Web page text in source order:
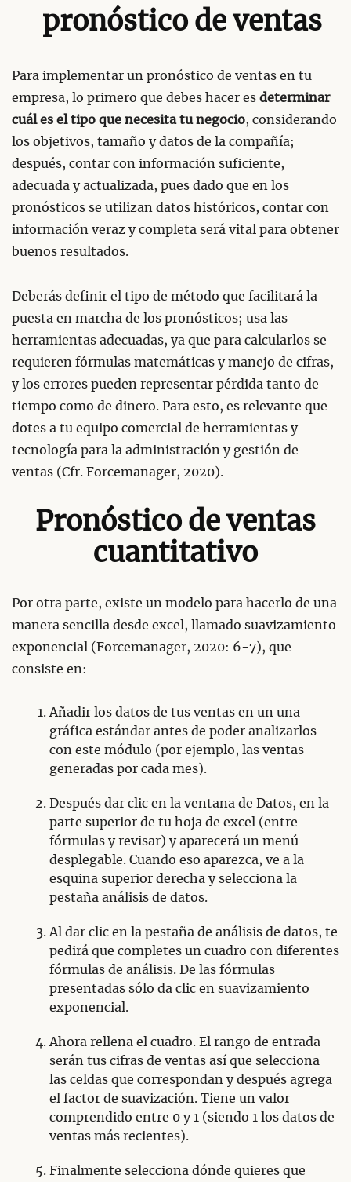
pronóstico de ventas
Para implementar un pronóstico de ventas en tu
empresa, lo primero que debes hacer es determinar
cuál es el tipo que necesita tu negocio, considerando
los objetivos, tamaño y datos de la compañía;
después, contar con información suficiente,
adecuada y actualizada, pues dado que en los
pronósticos se utilizan datos históricos, contar con
información veraz y completa será vital para obtener
buenos resultados.
Deberás definir el tipo de método que facilitará la
puesta en marcha de los pronósticos; usa las
herramientas adecuadas, ya que para calcularlos se
requieren fórmulas matemáticas y manejo de cifras,
y los errores pueden representar pérdida tanto de
tiempo como de dinero. Para esto, es relevante que
dotes a tu equipo comercial de herramientas y
tecnología para la administración y gestión de
ventas (Cfr. Forcemanager, 2020).
Pronóstico de ventas
cuantitativo
Por otra parte, existe un modelo para hacerlo de una
manera sencilla desde excel, llamado suavizamiento
exponencial (Forcemanager, 2020: 6-7), que
consiste en:
Añadir los datos de tus ventas en un una
gráfica estándar antes de poder analizarlos
con este módulo (por ejemplo, las ventas
generadas por cada mes).
Después dar clic en la ventana de Datos, en la
parte superior de tu hoja de excel (entre
fórmulas y revisar) y aparecerá un menú
desplegable. Cuando eso aparezca, ve a la
esquina superior derecha y selecciona la
pestaña análisis de datos.
Al dar clic en la pestaña de análisis de datos, te
pedirá que completes un cuadro con diferentes
fórmulas de análisis. De las fórmulas
presentadas sólo da clic en suavizamiento
exponencial.
Ahora rellena el cuadro. El rango de entrada
serán tus cifras de ventas así que selecciona
las celdas que correspondan y después agrega
el factor de suavización. Tiene un valor
comprendido entre 0 y 1 (siendo 1 los datos de
ventas más recientes).
Finalmente selecciona dónde quieres que